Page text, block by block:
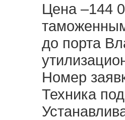
Цена –144
до порта
Номер
Техника